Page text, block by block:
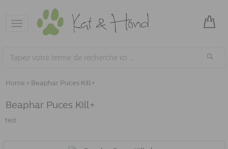
Toggle
navigation
Home » Beaphar Puces Kill+
Beaphar Puces Kill+
test